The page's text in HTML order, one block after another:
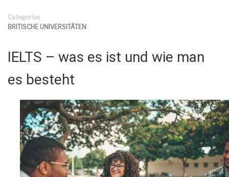
Categories
BRITISCHE UNIVERSITÄTEN
IELTS – was es ist und wie man
es besteht